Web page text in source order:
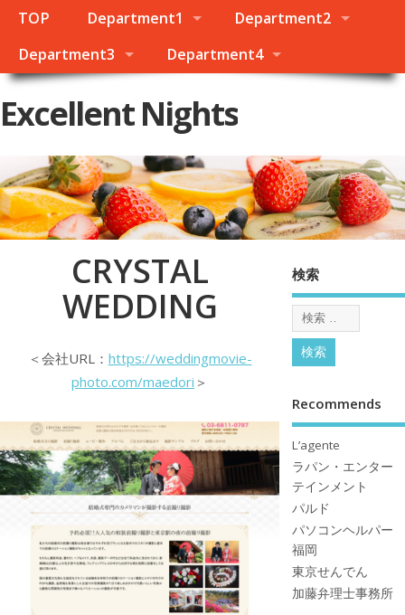
TOP Department1
Department2
Department3
Department4
Excellent Nights
CRYSTAL
WEDDING
＜会社URL： https://weddingmovie-
photo.com/maedori ＞
検索
Recommends
L’agente
ラパン・エンター
テインメント
パルド
パソコンヘルパー
福岡
東京せんでん
加藤弁理士事務所